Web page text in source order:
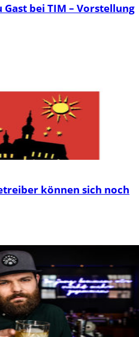
Gast bei TIM – Vorstellung
können sich noch